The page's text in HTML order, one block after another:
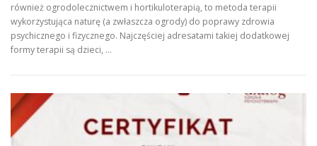
również ogrodolecznictwem i hortikuloterapią, to metoda terapii
wykorzystująca naturę (a zwłaszcza ogrody) do poprawy zdrowia
psychicznego i fizycznego. Najczęściej adresatami takiej dodatkowej
formy terapii są dzieci, …